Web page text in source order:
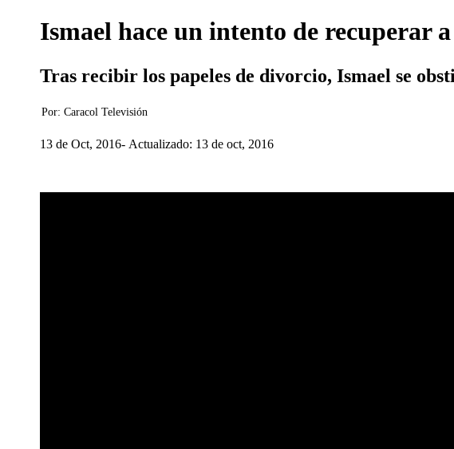
Ismael hace un intento de recuperar
Tras recibir los papeles de divorcio, Ismael se
Por: Caracol Televisión
13 de Oct, 2016 Actualizado: 13 de oct, 2016